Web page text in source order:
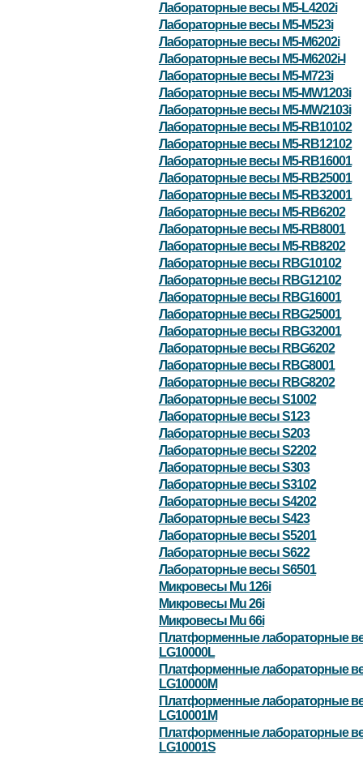
Лабораторные весы M5-L4202i
Лабораторные весы M5-M523i
Лабораторные весы M5-M6202i
Лабораторные весы M5-M6202i-I
Лабораторные весы M5-M723i
Лабораторные весы M5-MW1203i
Лабораторные весы M5-MW2103i
Лабораторные весы M5-RB10102
Лабораторные весы M5-RB12102
Лабораторные весы M5-RB16001
Лабораторные весы M5-RB25001
Лабораторные весы M5-RB32001
Лабораторные весы M5-RB6202
Лабораторные весы M5-RB8001
Лабораторные весы M5-RB8202
Лабораторные весы RBG10102
Лабораторные весы RBG12102
Лабораторные весы RBG16001
Лабораторные весы RBG25001
Лабораторные весы RBG32001
Лабораторные весы RBG6202
Лабораторные весы RBG8001
Лабораторные весы RBG8202
Лабораторные весы S1002
Лабораторные весы S123
Лабораторные весы S203
Лабораторные весы S2202
Лабораторные весы S303
Лабораторные весы S3102
Лабораторные весы S4202
Лабораторные весы S423
Лабораторные весы S5201
Лабораторные весы S622
Лабораторные весы S6501
Микровесы Mu 126i
Микровесы Mu 26i
Микровесы Mu 66i
Платформенные лабораторные
LG10000L
Платформенные лабораторные
LG10000M
Платформенные лабораторные
LG10001M
Платформенные лабораторные
LG10001S